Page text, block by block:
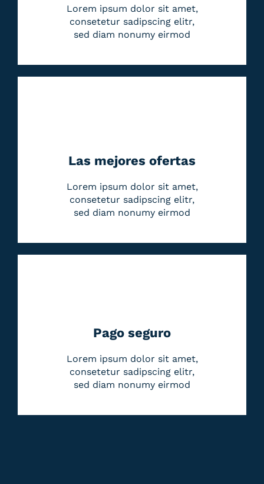
Lorem ipsum dolor sit amet,
consetetur sadipscing elitr,
sed diam nonumy eirmod
Las mejores ofertas
Lorem ipsum dolor sit amet,
consetetur sadipscing elitr,
sed diam nonumy eirmod
Pago seguro
Lorem ipsum dolor sit amet,
consetetur sadipscing elitr,
sed diam nonumy eirmod